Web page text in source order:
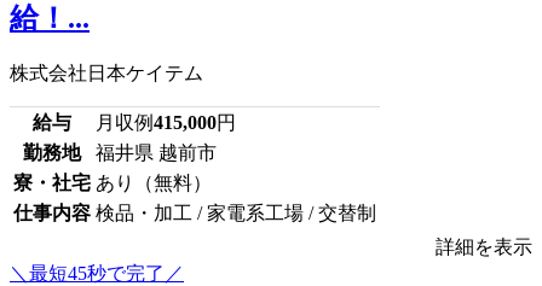
給！...
株式会社日本ケイテム
給与 月収例415,000円
勤務地
福井県 越前市
寮・社宅 あり（無料）
仕事内容 検品・加工 / 家電系工場 / 交替制
詳細を表示
＼最短45秒で完了／